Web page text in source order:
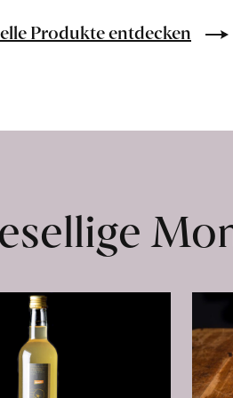
Lebensmittel
ab
Produkte entdecken